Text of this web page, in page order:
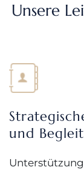
Unsere
und